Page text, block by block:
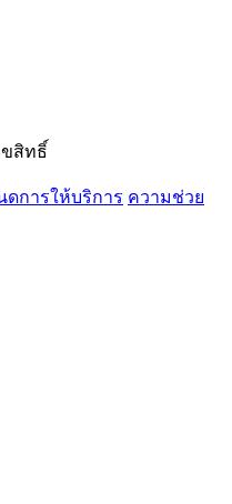
ขสิทธิ์
การให้บริการ ความช่วย